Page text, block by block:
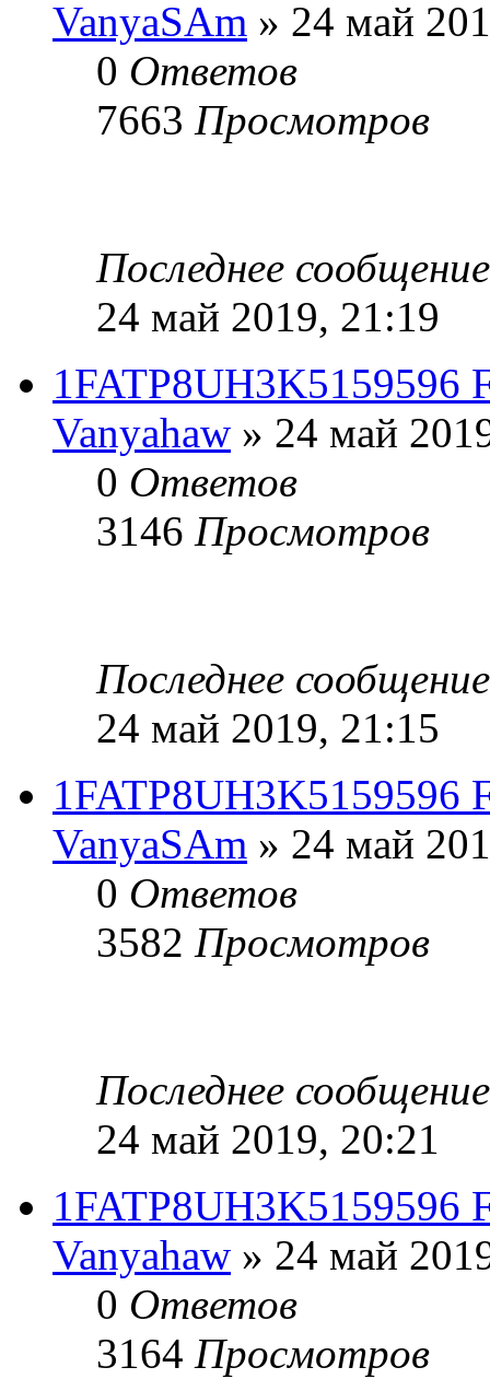
VanyaSAm » 24 май
0 Ответов
7663 Просмотров
Последнее
24 май 2019, 21:19
1FATP8UH3K5159596
Vanyahaw » 24 май
0 Ответов
3146 Просмотров
Последнее
24 май 2019, 21:15
1FATP8UH3K5159596
VanyaSAm » 24 май
0 Ответов
3582 Просмотров
Последнее
24 май 2019, 20:21
1FATP8UH3K5159596
Vanyahaw » 24 май
0 Ответов
3164 Просмотров